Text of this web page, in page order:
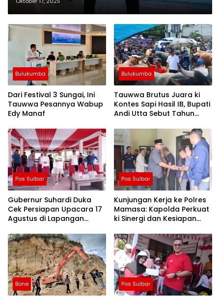
Bulukumba
Dari Festival 3 Sungai, Ini
Tauwwa Pesannya Wabup
Edy Manaf
Bulukumba
Tauwwa Brutus Juara ki
Kontes Sapi Hasil IB, Bupati
Andi Utta Sebut Tahun
Lebih Besar
Pos Sulbar
Gubernur Suhardi Duka
Cek Persiapan Upacara 17
Agustus di Lapangan
Persen
Pos Sulbar
Kunjungan Kerja ke Polres
Mamasa: Kapolda Perkuat
ki Sinergi dan Kesiapan
Wilayah
Bone Pos Sulbar